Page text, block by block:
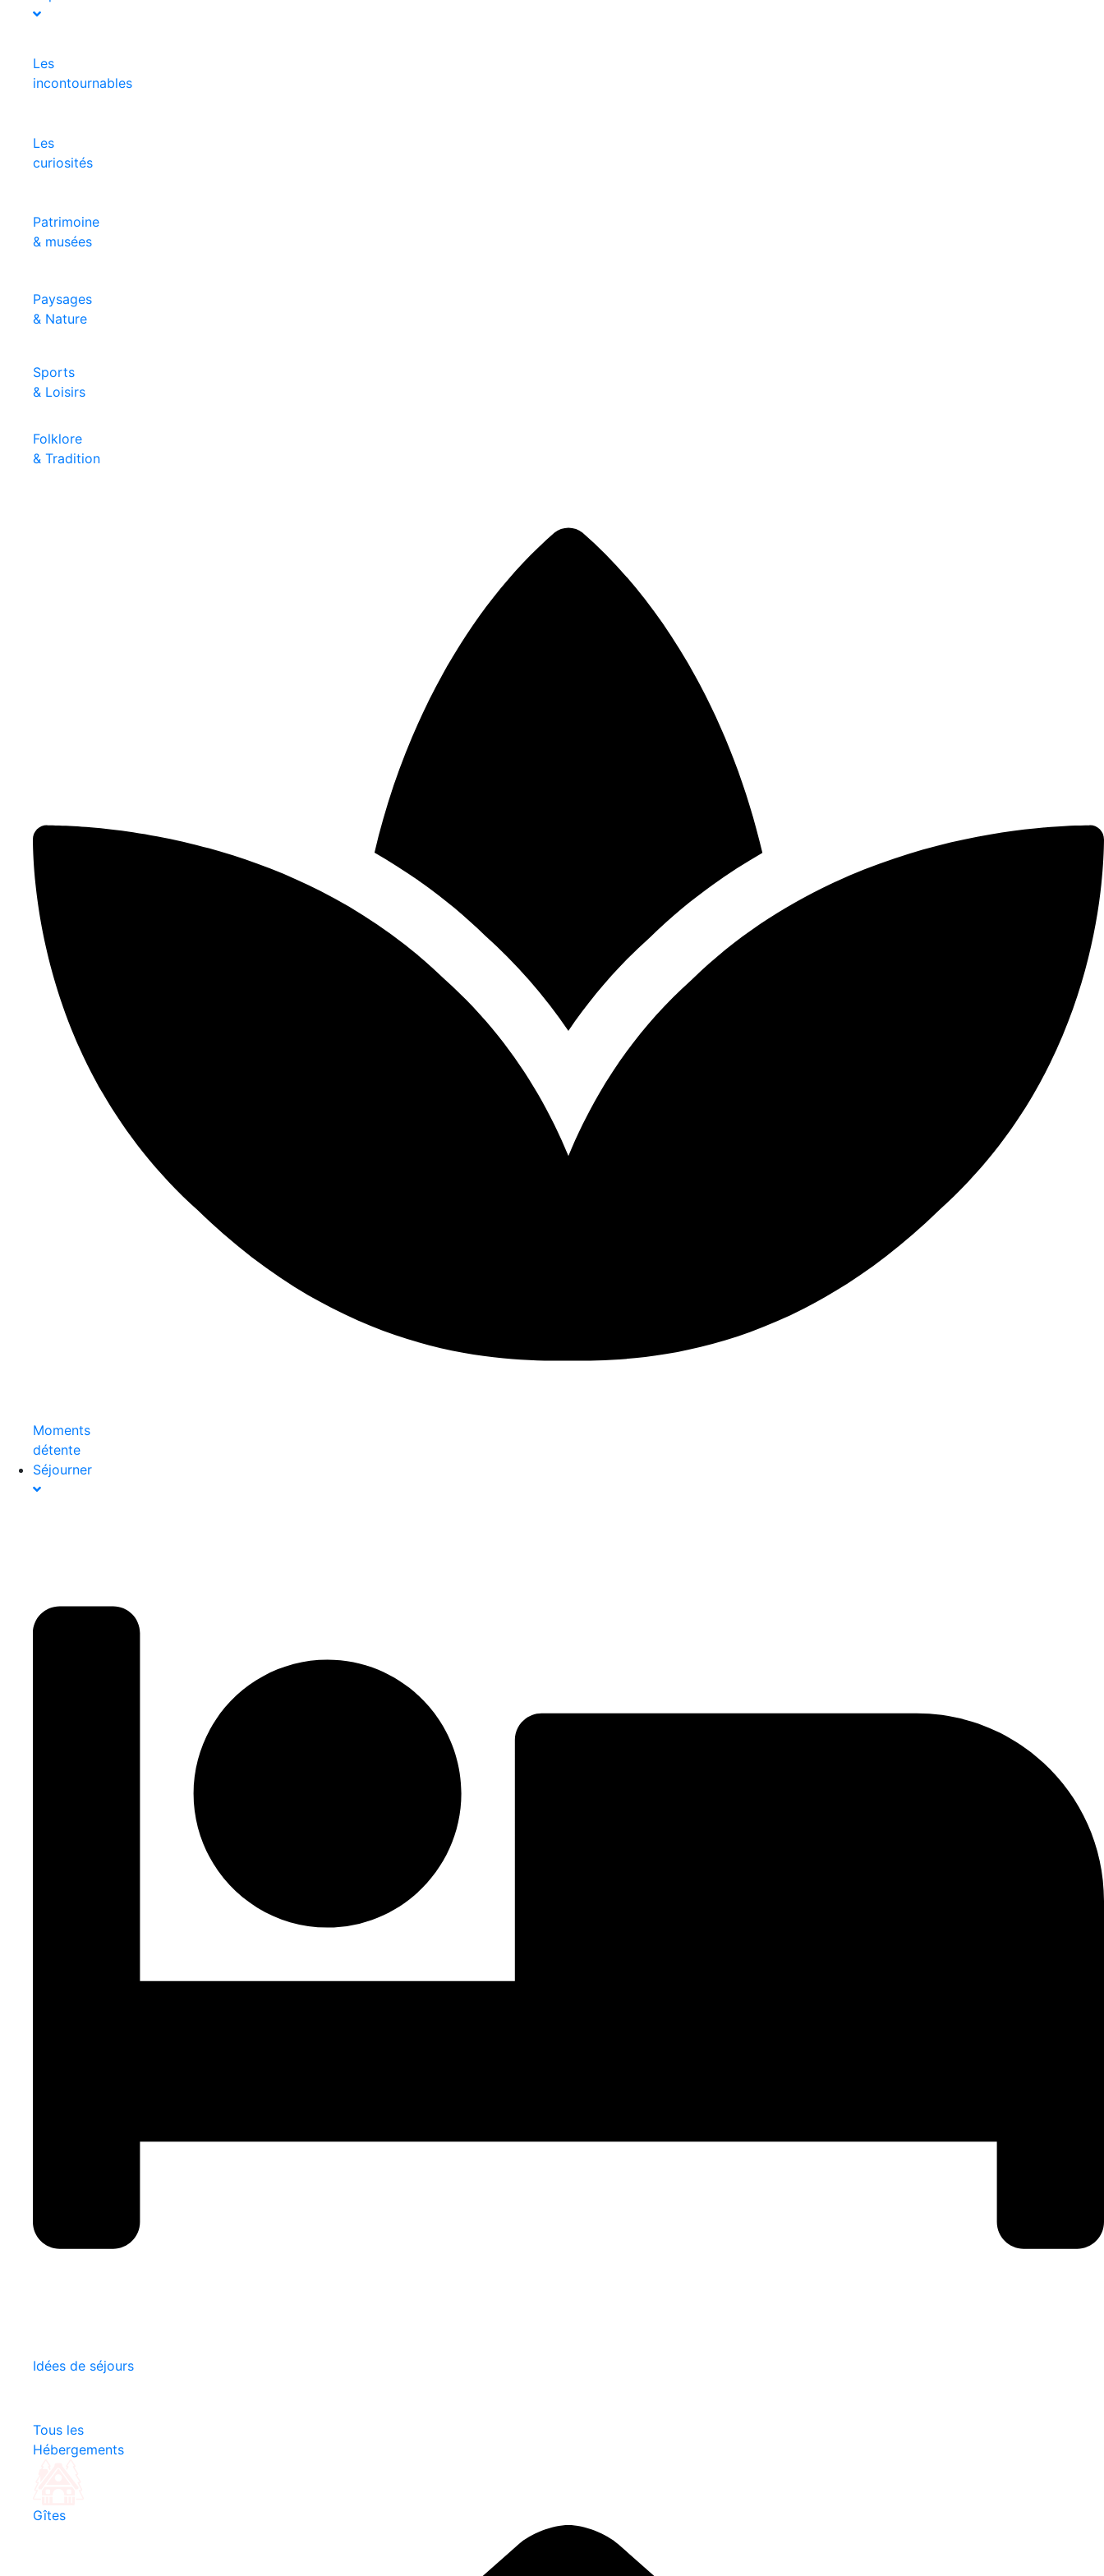
Les
incontournables
Les
curiosités
Patrimoine
& musées
Paysages
& Nature
Sports
& Loisirs
Folklore
& Tradition
Moments
détente
Séjourner
Idées de séjours
Tous les
Hébergements
Gîtes